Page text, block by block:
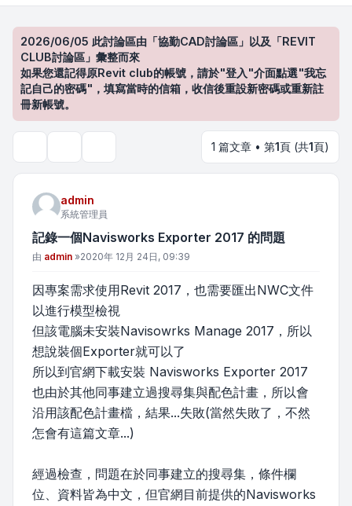
2026/06/05 此討論區由「協勤CAD討論區」以及「REVIT
CLUB討論區」彙整而來
如果您還記得原Revit club的帳號，請於"登入"介面點選"我忘
記自己的密碼"，填寫當時的信箱，收信後重設新密碼或重新註
冊新帳號。
1 篇文章 • 第1頁 (共1頁)
admin
系統管理員
記錄一個Navisworks Exporter 2017 的問題
文章
由 admin »2020年 12月 24日, 09:39
因專案需求使用Revit 2017，也需要匯出NWC文件
以進行模型檢視
但該電腦未安裝Navisowrks Manage 2017，所以
想說裝個Exporter就可以了
所以到官網下載安裝 Navisworks Exporter 2017
也由於其他同事建立過搜尋集與配色計畫，所以會
沿用該配色計畫檔，結果...失敗(當然失敗了，不然
怎會有這篇文章...)
經過檢查，問題在於同事建立的搜尋集，條件欄
位、資料皆為中文，但官網目前提供的Navisworks